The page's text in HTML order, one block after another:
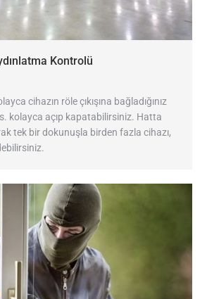
Kontrolü
cihazın röle çıkışına bağladığınız
kolayca açıp kapatabilirsiniz. Hatta
tek bir dokunuşla birden fazla cihazı,